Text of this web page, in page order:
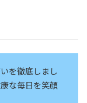
を徹底しまし
な毎日を笑顔